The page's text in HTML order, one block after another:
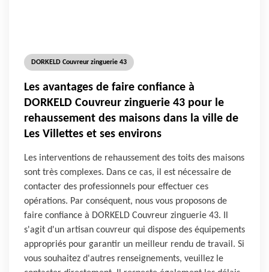
DORKELD Couvreur zinguerie 43
Les avantages de faire confiance à
DORKELD Couvreur zinguerie 43 pour le
rehaussement des maisons dans la ville de
Les Villettes et ses environs
Les interventions de rehaussement des toits des maisons
sont très complexes. Dans ce cas, il est nécessaire de
contacter des professionnels pour effectuer ces
opérations. Par conséquent, nous vous proposons de
faire confiance à DORKELD Couvreur zinguerie 43. Il
s'agit d'un artisan couvreur qui dispose des équipements
appropriés pour garantir un meilleur rendu de travail. Si
vous souhaitez d'autres renseignements, veuillez le